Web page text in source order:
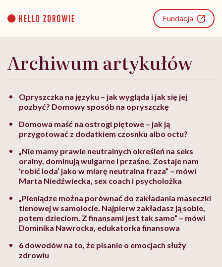
content
Fundacja
Archiwum artykułów
Opryszczka na języku – jak wygląda i jak się jej
pozbyć? Domowy sposób na opryszczkę
Domowa maść na ostrogi piętowe – jak ją
przygotować z dodatkiem czosnku albo octu?
„Nie mamy prawie neutralnych określeń na seks
oralny, dominują wulgarne i przaśne. Zostaje nam
'robić loda’ jako w miarę neutralna fraza” – mówi
Marta Niedźwiecka, sex coach i psycholożka
„Pieniądze można porównać do zakładania maseczki
tlenowej w samolocie. Najpierw zakładasz ją sobie,
potem dzieciom. Z finansami jest tak samo” – mówi
Dominika Nawrocka, edukatorka finansowa
6 dowodów na to, że pisanie o emocjach służy
zdrowiu